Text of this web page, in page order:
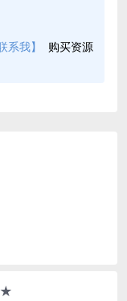
系我】
购买资源